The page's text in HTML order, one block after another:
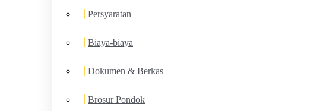
Persyaratan
Biaya-biaya
Dokumen & Berkas
Brosur Pondok